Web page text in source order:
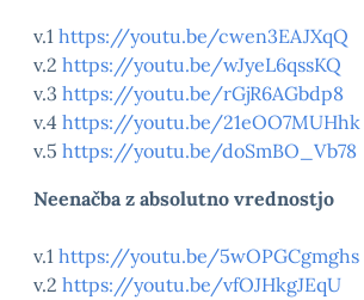
v.1 https://youtu.be/cwen3EAJXqQ
v.2 https://youtu.be/wJyeL6qssKQ
v.3 https://youtu.be/rGjR6AGbdp8
v.4 https://youtu.be/21eOO7MUHhk
v.5 https://youtu.be/doSmBO_Vb78
Neenačba z absolutno vrednostjo
v.1 https://youtu.be/5wOPGCgmghs
v.2 https://youtu.be/vfOJHkgJEqU